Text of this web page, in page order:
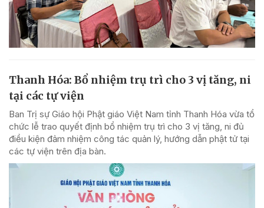
Thanh Hóa: Bổ nhiệm trụ trì cho 3 vị tăng, ni
tại các tự viện
Ban Trị sự Giáo hội Phật giáo Việt Nam tỉnh Thanh Hóa vừa tổ
chức lễ trao quyết định bổ nhiệm trụ trì cho 3 vị tăng, ni đủ
điều kiện đảm nhiệm công tác quản lý, hướng dẫn phật tử tại
các tự viện trên địa bàn.